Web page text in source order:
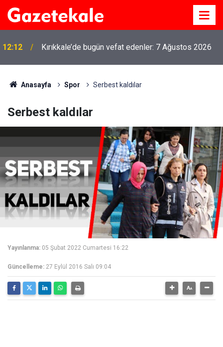
12:12 Kırıkkale’de bugün vefat edenler: 7 Ağustos 2026
Anasayfa Spor Serbest kaldılar
Serbest kaldılar
Yayınlanma: 05 Şubat 2022 Cumartesi 16:22
Güncelleme: 27 Eylül 2016 Salı 09:04